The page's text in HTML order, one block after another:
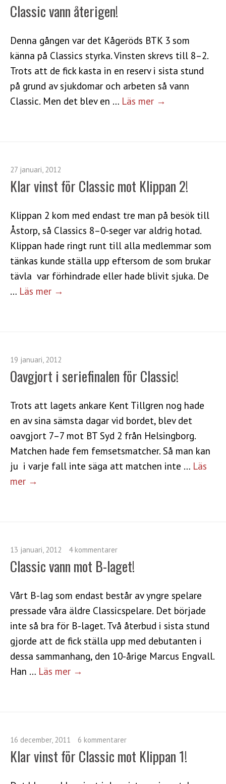
Classic vann återigen!
Denna gången var det Kågeröds BTK 3 som
känna på Classics styrka. Vinsten skrevs till 8–2.
Trots att de fick kasta in en reserv i sista stund
på grund av sjukdomar och arbeten så vann
Classic. Men det blev en … Läs mer →
27 januari, 2012
Klar vinst för Classic mot Klippan 2!
Klippan 2 kom med endast tre man på besök till
Åstorp, så Classics 8–0-seger var aldrig hotad.
Klippan hade ringt runt till alla medlemmar som
tänkas kunde ställa upp eftersom de som brukar
tävla var förhindrade eller hade blivit sjuka. De
… Läs mer →
19 januari, 2012
Oavgjort i seriefinalen för Classic!
Trots att lagets ankare Kent Tillgren nog hade
en av sina sämsta dagar vid bordet, blev det
oavgjort 7–7 mot BT Syd 2 från Helsingborg.
Matchen hade fem femsetsmatcher. Så man kan
ju i varje fall inte säga att matchen inte … Läs
mer →
13 januari, 2012 4 kommentarer
Classic vann mot B-laget!
Vårt B-lag som endast består av yngre spelare
pressade våra äldre Classicspelare. Det började
inte så bra för B-laget. Två återbud i sista stund
gjorde att de fick ställa upp med debutanten i
dessa sammanhang, den 10-årige Marcus Engvall.
Han … Läs mer →
16 december, 2011 6 kommentarer
Klar vinst för Classic mot Klippan 1!